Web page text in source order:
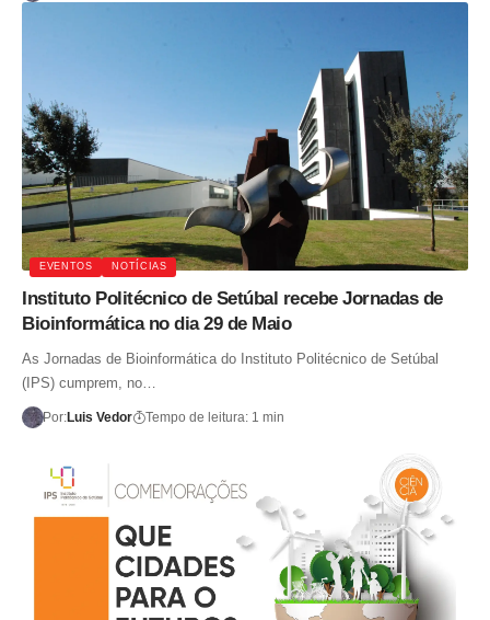
EVENTOS NOTÍCIAS
Instituto Politécnico de Setúbal recebe Jornadas de
Bioinformática no dia 29 de Maio
As Jornadas de Bioinformática do Instituto Politécnico de Setúbal
(IPS) cumprem, no…
Por:Luis Vedor Tempo de leitura: 1 min